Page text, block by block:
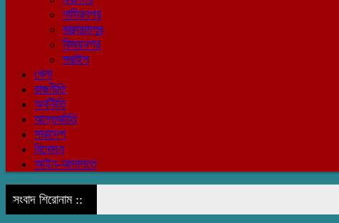
নাসিরনগর
বাঞ্ছারামপুর
বিজয়নগর
সরাইল
খেলা
রাজনীতি
অর্থনীতি
আন্তর্জাতি
সারাদেশ
বিনোদন
আইন-আদালতে
সংবাদ শিরোনাম ::